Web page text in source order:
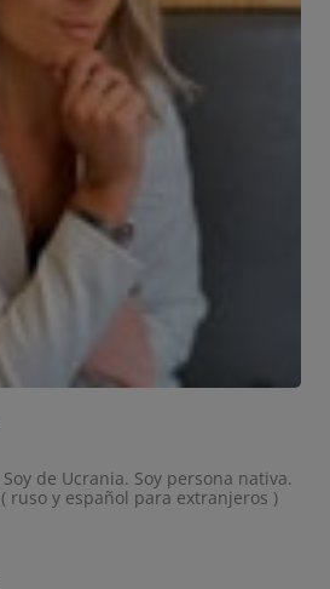
de Ucrania. Soy persona nativa.
ruso y español para extranjeros )